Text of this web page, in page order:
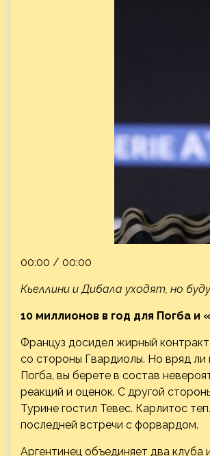
00:00 / 00:00
Кьеллини и Дибала уходят, но
10 миллионов в год для Погба и
Француз досидел жирный
со стороны Гвардиолы. Но вряд
Погба, вы берете в состав
реакций и оценок. С другой
Турине гостил Тевес. Карлитос
последней встречи с форвардом.
Аргентинец объединяет два